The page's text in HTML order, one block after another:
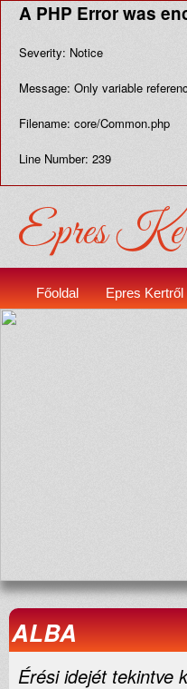
A PHP Error was
Severity: Notice
Message: Only variable
Filename: core/Common.php
Line Number: 239
Epres
Főoldal Epres Kertről
ALBA
Érési idejét tekintve